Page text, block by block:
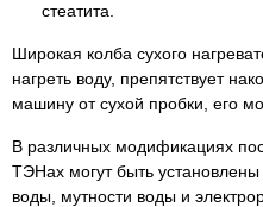
стеатита.
Широкая колба сухого
нагреть воду, препятствует
машину от сухой пробки, его
В различных модификациях
ТЭНах могут быть
воды, мутности воды и